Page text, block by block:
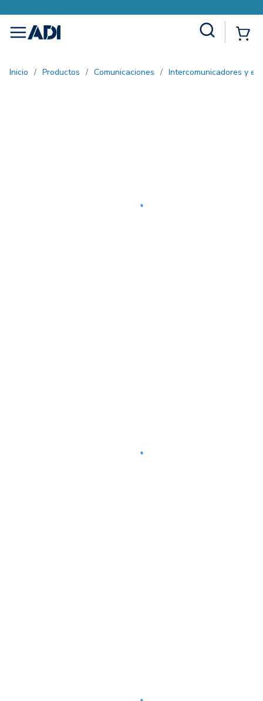
menu
Inicio / Productos / Comunicaciones / Intercomunicadores y